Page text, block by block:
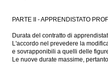
PARTE II - APPRENDISTATO
Durata del contratto di
L'accordo nel prevedere la
e sovrapponibili a quelli delle
Le nuove durate massime,